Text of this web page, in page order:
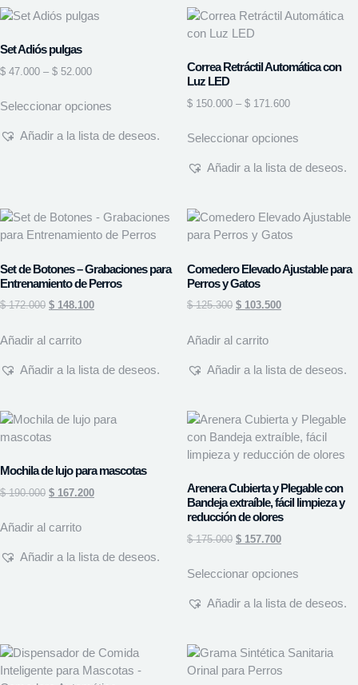
Set Adiós pulgas
$ 47.000 – $ 52.000
Seleccionar opciones
Añadir a la lista de deseos.
Correa Retráctil Automática con
Luz LED
$ 150.000 – $ 171.600
Seleccionar opciones
Añadir a la lista de deseos.
Set de Botones – Grabaciones para
Entrenamiento de Perros
$172.000 $ 148.100
Añadir al carrito
Añadir a la lista de deseos.
Comedero Elevado Ajustable para
Perros y Gatos
$125.300 $ 103.500
Añadir al carrito
Añadir a la lista de deseos.
Mochila de lujo para mascotas
$190.000 $ 167.200
Añadir al carrito
Añadir a la lista de deseos.
Arenera Cubierta y Plegable con
Bandeja extraíble, fácil limpieza y
reducción de olores
$175.000 $ 157.700
Seleccionar opciones
Añadir a la lista de deseos.